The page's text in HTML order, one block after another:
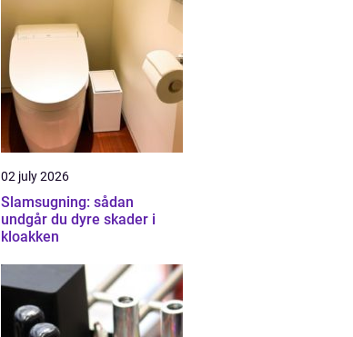
02 july 2026
Slamsugning: sådan
undgår du dyre skader i
kloakken